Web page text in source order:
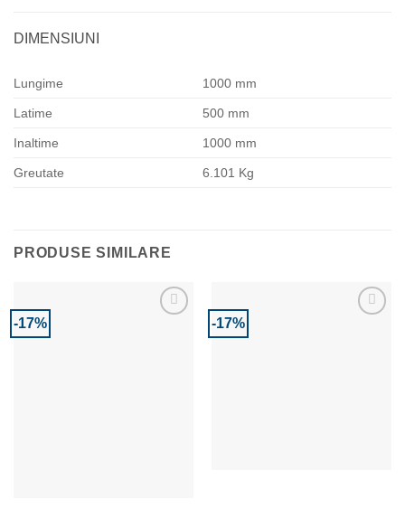
DIMENSIUNI
Lungime 1000 mm
Latime 500 mm
Inaltime 1000 mm
Greutate 6.101 Kg
PRODUSE SIMILARE
-17% -17%